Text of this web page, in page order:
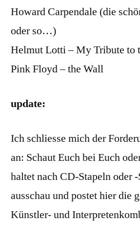
Howard Carpendale (die
oder so…)
Helmut Lotti – My Tribute to
Pink Floyd – the Wall
update:
Ich schliesse mich der
an: Schaut Euch bei Euch
haltet nach CD-Stapeln oder
ausschau und postet hier die
Künstler- und